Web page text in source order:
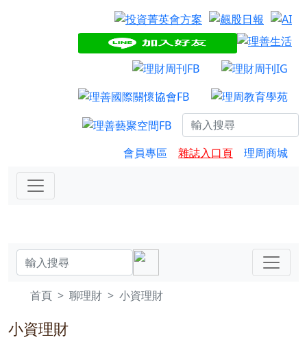
會員專區 雜誌入口頁 理周商城
首頁 聊理財 小資理財
小資理財